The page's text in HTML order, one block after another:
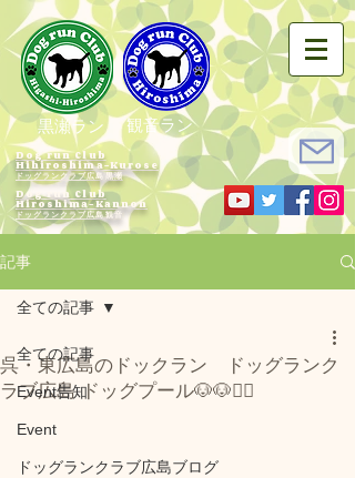
黒瀬ラン 観音ラン
Dog run Club
Hihiroshima-Kurose
ドッグランクラブ広島黒瀬
Dog run Club
Hiroshima-Kannon
​ドッグランクラブ広島観音
記事
全ての記事
Event告知
Event
ドッグランクラブ広島ブログ
全ての記事
呉・東広島のドックラン ドッグランク
ラブ広島 ドッグプール🐶🐶🏊‍♂️